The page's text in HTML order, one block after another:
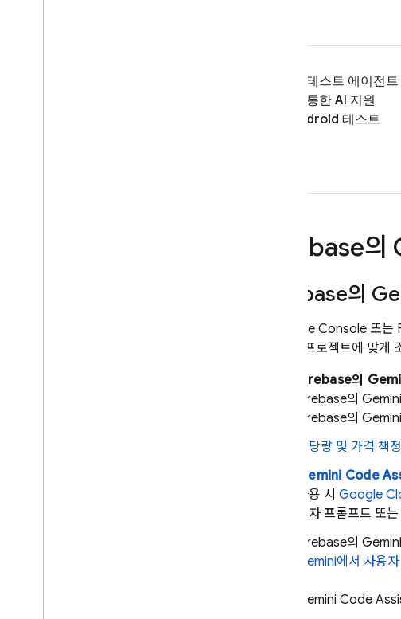
앱 테스트 에이전트
를 통한 AI 지원
Android 테스트
Firebase의
Firebase의
Firebase Console 또는
대답은 프로젝트에 맞게
Firebase의
Firebase의
Firebase의
할당량 및 가격 책정
Gemini Code
사용 시 Google
용자 프롬프트 또
Firebase의
Gemini에서 사용
Gemini Code